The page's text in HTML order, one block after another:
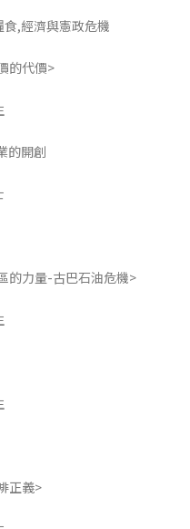
,經濟與憲政危機
的代價>
的開創
的力量-古巴石油危機>
正義>